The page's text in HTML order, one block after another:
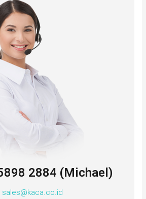
2884 (Michael)
sales@kaca.co.id